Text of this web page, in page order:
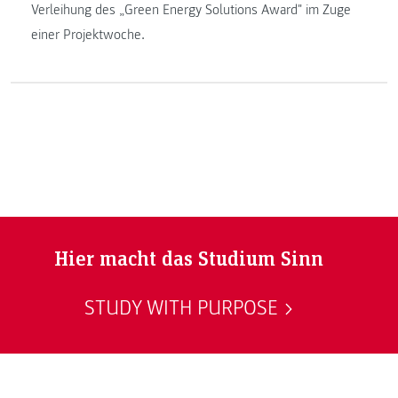
Verleihung des „Green Energy Solutions Award" im Zuge
einer Projektwoche.
Hier macht das Studium Sinn
STUDY WITH PURPOSE